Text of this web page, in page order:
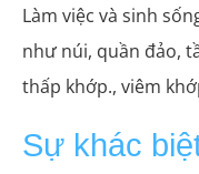
Làm việc và sinh
như núi, quần đảo,
thấp khớp., viêm
Sự khác